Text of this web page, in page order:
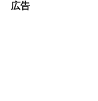
広告